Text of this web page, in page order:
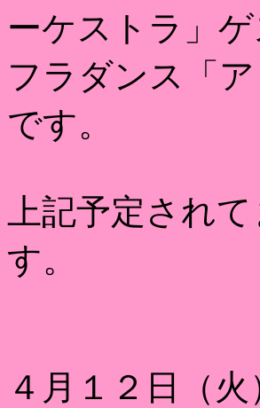
ーケストラ」
フラダンス
です。
上記予定され
す。
４月１２日（